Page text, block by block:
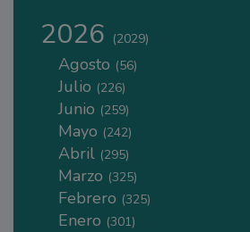
2026 (2029)
Agosto (56)
Julio (226)
Junio (259)
Mayo (242)
Abril (295)
Marzo (325)
Febrero (325)
Enero (301)